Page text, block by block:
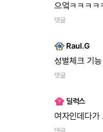
으엌ㅋㅋㅋㅋ
댓글
Raul.G
성별체크 기
댓글
딜럭스
여자인데다가